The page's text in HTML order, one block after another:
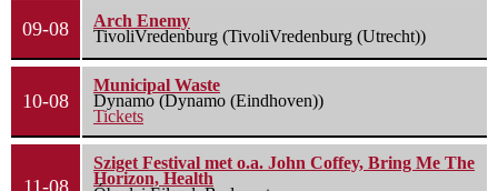
09-08
Arch Enemy
TivoliVredenburg (TivoliVredenburg (Utrecht))
10-08
Municipal Waste
Dynamo (Dynamo (Eindhoven))
Tickets
Sziget Festival met o.a. John Coffey, Bring Me The
Horizon, Health